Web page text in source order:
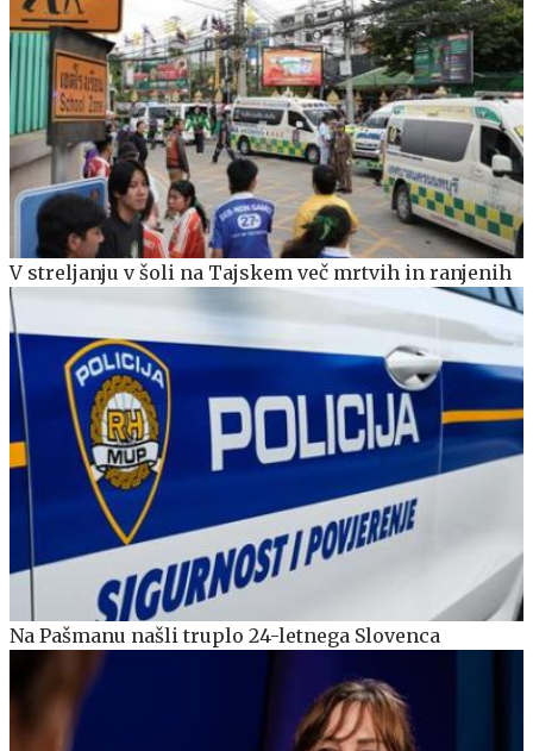
V streljanju v šoli na Tajskem več mrtvih in ranjenih
Na Pašmanu našli truplo 24-letnega Slovenca